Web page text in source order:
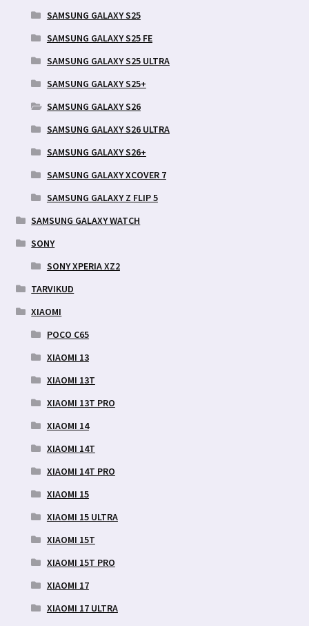
SAMSUNG GALAXY S25
SAMSUNG GALAXY S25 FE
SAMSUNG GALAXY S25 ULTRA
SAMSUNG GALAXY S25+
SAMSUNG GALAXY S26
SAMSUNG GALAXY S26 ULTRA
SAMSUNG GALAXY S26+
SAMSUNG GALAXY XCOVER 7
SAMSUNG GALAXY Z FLIP 5
SAMSUNG GALAXY WATCH
SONY
SONY XPERIA XZ2
TARVIKUD
XIAOMI
POCO C65
XIAOMI 13
XIAOMI 13T
XIAOMI 13T PRO
XIAOMI 14
XIAOMI 14T
XIAOMI 14T PRO
XIAOMI 15
XIAOMI 15 ULTRA
XIAOMI 15T
XIAOMI 15T PRO
XIAOMI 17
XIAOMI 17 ULTRA